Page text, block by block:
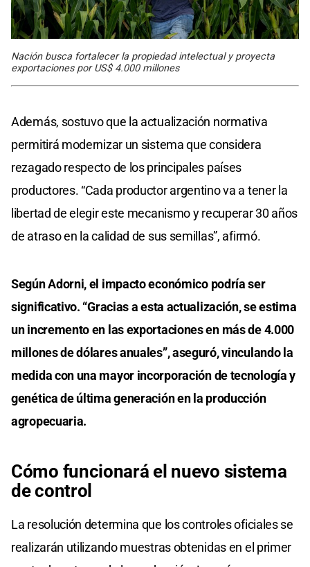
Nación busca fortalecer la propiedad intelectual y proyecta
exportaciones por US$ 4.000 millones
Además, sostuvo que la actualización normativa
permitirá modernizar un sistema que considera
rezagado respecto de los principales países
productores. “Cada productor argentino va a tener la
libertad de elegir este mecanismo y recuperar 30 años
de atraso en la calidad de sus semillas”, afirmó.
Según Adorni, el impacto económico podría ser
significativo. “Gracias a esta actualización, se estima
un incremento en las exportaciones en más de 4.000
millones de dólares anuales”, aseguró, vinculando la
medida con una mayor incorporación de tecnología y
genética de última generación en la producción
agropecuaria.
Cómo funcionará el nuevo sistema
de control
La resolución determina que los controles oficiales se
realizarán utilizando muestras obtenidas en el primer